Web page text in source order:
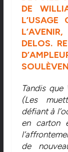
DE
DELOS.
Tandis
(Les
défiant à
en carton
de